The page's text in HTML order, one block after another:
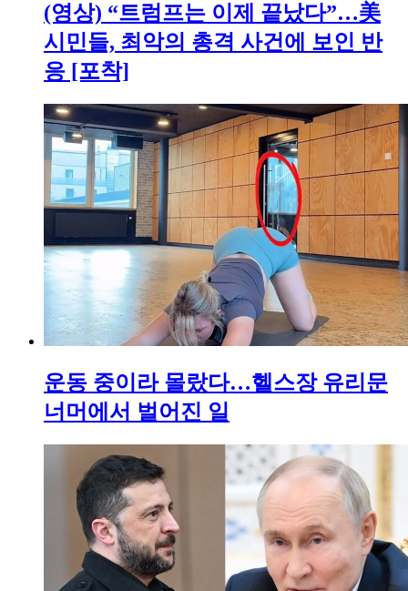
(영상) “트럼프는 이제 끝났다”…美
시민들, 최악의 총격 사건에 보인 반
응 [포착]
운동 중이라 몰랐다…헬스장 유리문
너머에서 벌어진 일